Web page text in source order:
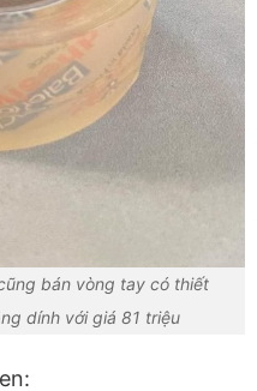
bán vòng tay có thiết
dính với giá 81 triệu